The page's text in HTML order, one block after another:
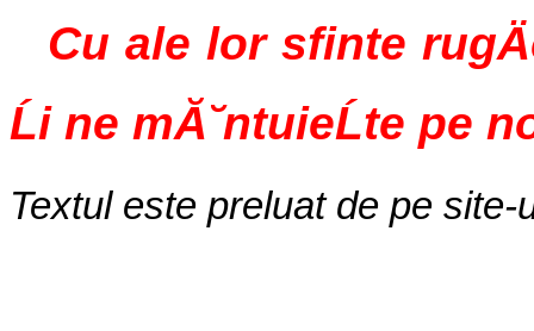
Cu ale lor sfinte
Ĺi ne mĂ˘ntuieĹte pe
Textul este preluat de pe